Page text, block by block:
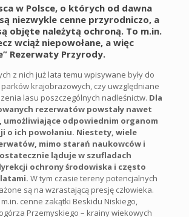
w Polsce, o których od dawna
niezwykle cenne przyrodniczo, a
objęte należytą ochroną. To m.in.
wciąż niepowołane, a więc
Rezerwaty Przyrody.
z nich już lata temu wpisywane były do
krajobrazowych, czy uwzględniane
lasu poszczególnych nadleśnictw. Dla
rezerwatów powstały nawet
umożliwiające odpowiednim organom
o ich powołaniu. Niestety, wiele
mimo starań naukowców i
ląduje w szufladach
ochrony środowiska i często
W tym czasie tereny potencjalnych
są na wzrastającą presję człowieka.
cenne zakątki Beskidu Niskiego,
Przemyskiego – krainy wiekowych